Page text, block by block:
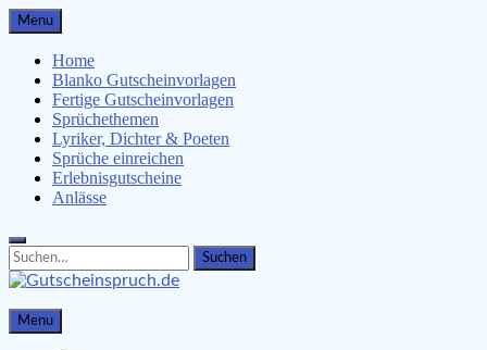
Skip
to
content
Menu
Home
Blanko Gutscheinvorlagen
Fertige Gutscheinvorlagen
Sprüchethemen
Lyriker, Dichter & Poeten
Sprüche einreichen
Erlebnisgutscheine
Anlässe
Search
for:
Search
Gutscheinspruch.de
Gutscheinsprüche & Gutscheinvorlagen finden
Menu